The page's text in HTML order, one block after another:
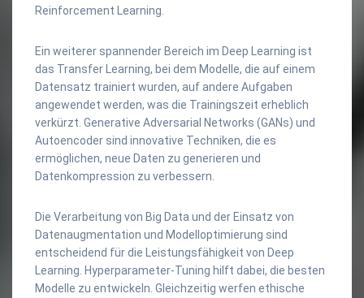
Reinforcement Learning.
Ein weiterer spannender Bereich im Deep Learning ist
das Transfer Learning, bei dem Modelle, die auf einem
Datensatz trainiert wurden, auf andere Aufgaben
angewendet werden, was die Trainingszeit erheblich
verkürzt. Generative Adversarial Networks (GANs) und
Autoencoder sind innovative Techniken, die es
ermöglichen, neue Daten zu generieren und
Datenkompression zu verbessern.
Die Verarbeitung von Big Data und der Einsatz von
Datenaugmentation und Modelloptimierung sind
entscheidend für die Leistungsfähigkeit von Deep
Learning. Hyperparameter-Tuning hilft dabei, die besten
Modelle zu entwickeln. Gleichzeitig werfen ethische